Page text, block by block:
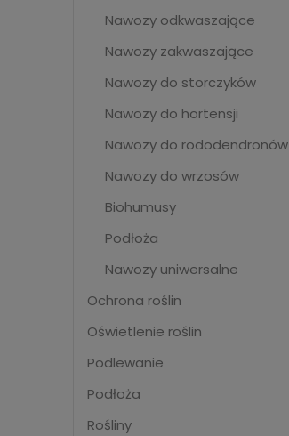
Nawozy odkwaszające
Nawozy zakwaszające
Nawozy do storczyków
Nawozy do hortensji
Nawozy do rododendronów
Nawozy do wrzosów
Biohumusy
Podłoża
Nawozy uniwersalne
Ochrona roślin
Oświetlenie roślin
Podlewanie
Podłoża
Rośliny